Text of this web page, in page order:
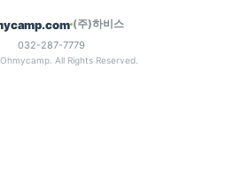
(주)하비스
032-287-7779
All Rights Reserved.